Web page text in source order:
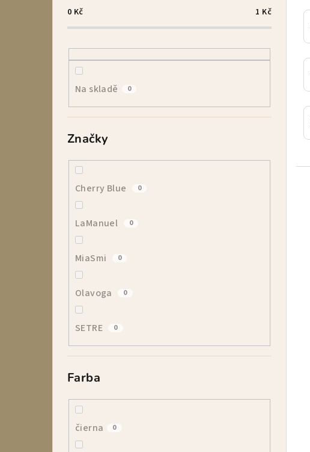
0 Kč 1 Kč
Na skladě 0
Značky
Cherry Blue 0
LaManuel 0
MiaSmi 0
Olavoga 0
SETRE 0
Farba
čierna 0